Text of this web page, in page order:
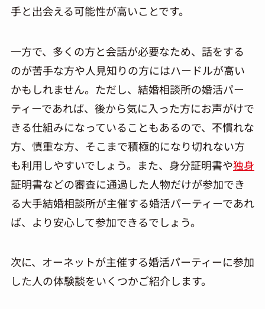
手と出会える可能性が高いことです。
一方で、多くの方と会話が必要なため、話をする
のが苦手な方や人見知りの方にはハードルが高い
かもしれません。ただし、結婚相談所の婚活パー
ティーであれば、後から気に入った方にお声がけで
きる仕組みになっていることもあるので、不慣れな
方、慎重な方、そこまで積極的になり切れない方
も利用しやすいでしょう。また、身分証明書や独身
証明書などの審査に通過した人物だけが参加でき
る大手結婚相談所が主催する婚活パーティーであれ
ば、より安心して参加できるでしょう。
次に、オーネットが主催する婚活パーティーに参加
した人の体験談をいくつかご紹介します。